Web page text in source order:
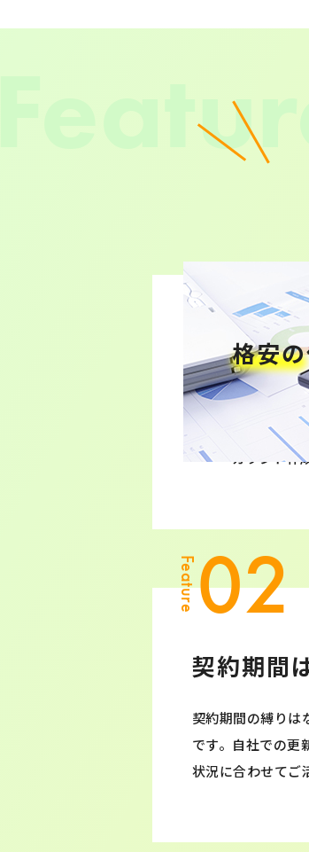
格安の
代行手数料
て頂いて
カウント作
Feature02
契約期間
契約期間の縛りは
です。自社での更
状況に合わせてご